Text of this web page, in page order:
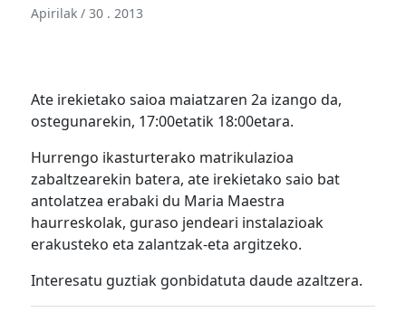
Apirilak / 30 . 2013
Ate irekietako saioa maiatzaren 2a izango da,
ostegunarekin, 17:00etatik 18:00etara.
Hurrengo ikasturterako matrikulazioa
zabaltzearekin batera, ate irekietako saio bat
antolatzea erabaki du Maria Maestra
haurreskolak, guraso jendeari instalazioak
erakusteko eta zalantzak-eta argitzeko.
Interesatu guztiak gonbidatuta daude azaltzera.